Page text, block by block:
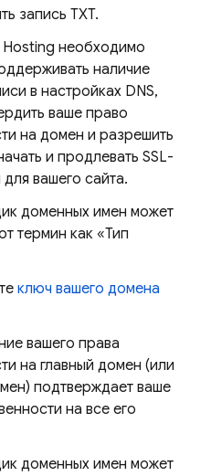
запись TXT.
необходимо
наличие
в настройках DNS,
ваше право
на домен и разрешить
и продлевать SSL-
вашего сайта.
доменных имен может
термин как «Тип
ключ вашего домена
вашего права
на главный домен (или
подтверждает ваше
на все его
доменных имен может